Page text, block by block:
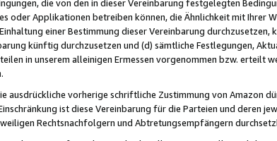
die von den in dieser Vereinbarung festgelegten
oder Applikationen betreiben können, die Ähnlichkeit mit Ihrer
einer Bestimmung dieser Vereinbarung
künftig durchzusetzen und (d) sämtliche Festlegungen,
in unserem alleinigen Ermessen vorgenommen bzw. erteilt
ausdrückliche vorherige schriftliche Zustimmung von Amazon
ist diese Vereinbarung für die Parteien und deren
Rechtsnachfolgern und Abtretungsempfängern